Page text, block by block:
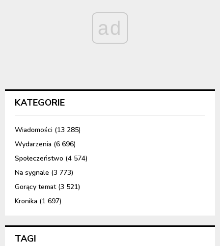
ad
KATEGORIE
Wiadomości (13 285)
Wydarzenia (6 696)
Społeczeństwo (4 574)
Na sygnale (3 773)
Gorący temat(3 521)
Kronika (1 697)
TAGI